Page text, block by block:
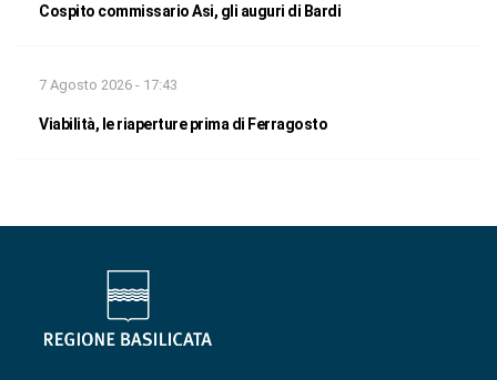
Cospito commissario Asi, gli auguri di Bardi
7 Agosto 2026 - 17:43
Viabilità, le riaperture prima di Ferragosto